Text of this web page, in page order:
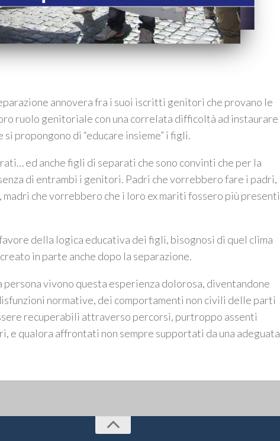
annovera fra i suoi iscritti genitori che provano le
ruolo genitoriale con una correlata difficoltà ad instaurare
propongono di “educare insieme” i figli.
ed anche figli di separati che sono convinti che per la
di entrambi i genitori. Padri che vorrebbero fare i padri,
che vorrebbero che i loro ex mariti fossero più presenti
della logica educativa dei figli, bisognosi di quel clima
in parte anche dopo la separazione.
persona vivono questa esperienza dolorosa, diventandone
normative, dei comportamenti non civili delle parti
recuperabili attraverso percorsi, purtroppo assenti
e qualora affrontati non sempre supportati da una adeguata